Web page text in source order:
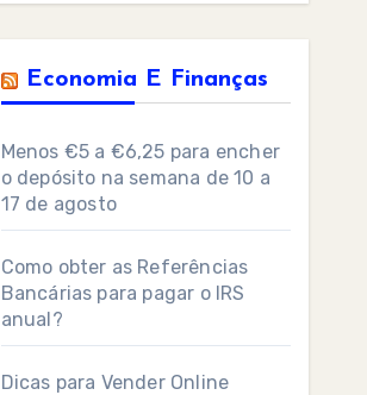
Economia E Finanças
Menos €5 a €6,25 para encher
o depósito na semana de 10 a
17 de agosto
Como obter as Referências
Bancárias para pagar o IRS
anual?
Dicas para Vender Online